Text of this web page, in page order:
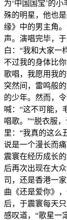
为‘中国国宝’的
殊的明星，他也
缘》中的男主角
声。演唱完毕，
白：“我和大家一
不过我的身体比
歌唱，我愿用我
突然间，雷鸣般
的少年。然而，
喊：“这不可能，
唱歌。”“脱衣服
里：“我真的这
说是一个漫长而
震寰在经历成长
后再次出现在大
司，还是香港一
曲《还是爱你》
后，于震寰每天
感叹道，“歌星一